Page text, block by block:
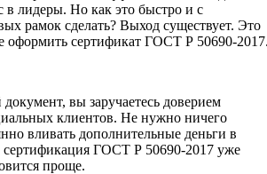
в лидеры. Но как это быстро и с
рамок сделать? Выход существует. Это
оформить сертификат ГОСТ Р 50690-
вы заручаетесь доверием
клиентов. Не нужно ничего
вливать дополнительные деньги в
сертификация ГОСТ Р 50690-2017 уже
проще.